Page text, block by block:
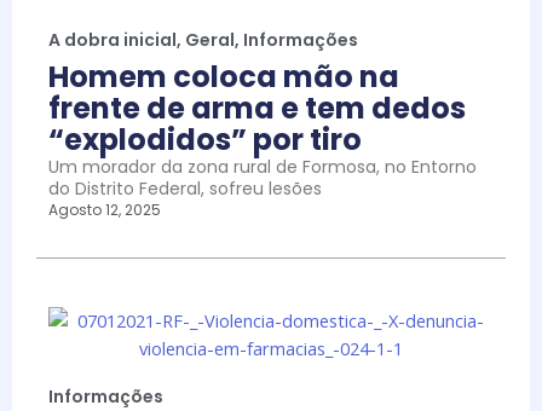
A dobra inicial, Geral, Informações
Homem coloca mão na
frente de arma e tem dedos
“explodidos” por tiro
Um morador da zona rural de Formosa, no Entorno
do Distrito Federal, sofreu lesões
Agosto 12, 2025
Informações